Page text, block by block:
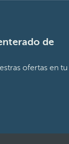
de
ofertas en tu